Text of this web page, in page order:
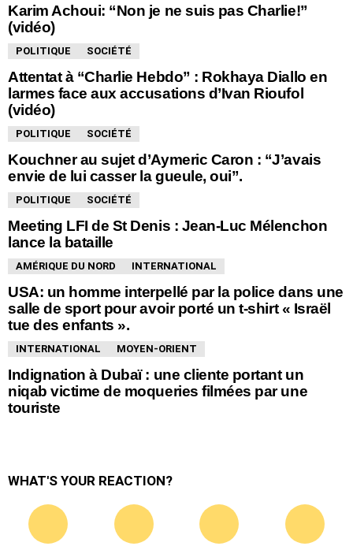
Karim Achoui: “Non je ne suis pas Charlie!”
(vidéo)
POLITIQUE SOCIÉTÉ
Attentat à “Charlie Hebdo” : Rokhaya Diallo en
larmes face aux accusations d’Ivan Rioufol
(vidéo)
POLITIQUE SOCIÉTÉ
Kouchner au sujet d’Aymeric Caron : “J’avais
envie de lui casser la gueule, oui”.
POLITIQUE SOCIÉTÉ
Meeting LFI de St Denis : Jean-Luc Mélenchon
lance la bataille
AMÉRIQUE DU NORD INTERNATIONAL
USA: un homme interpellé par la police dans une
salle de sport pour avoir porté un t-shirt « Israël
tue des enfants ».
INTERNATIONAL MOYEN-ORIENT
Indignation à Dubaï : une cliente portant un
niqab victime de moqueries filmées par une
touriste
WHAT'S YOUR REACTION?